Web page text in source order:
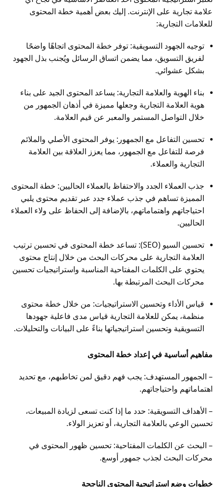
علامة تجارية على الإنترنت. إليك بعض أهمية خطة المحتوى
للعلامات التجارية:
توجيه الجهود التسويقية: توفر خطة المحتوى اتجاهًا واضحًا
لفريق التسويق، مما يضمن اتساق الرسائل ويُجنب بذل الجهود
بشكل عشوائي.
بناء الهوية والعلامة التجارية: يساعد المحتوى الجيد على بناء
هوية العلامة التجارية وجعلها مميزة في أذهان الجمهور من
خلال التواصل المستمر والمعبر عن قيم العلامة.
تحسين التفاعل مع الجمهور: يوفر المحتوى الأصلي والملائم
فرصة للتفاعل مع الجمهور، مما يعزز العلاقة بين العلامة
التجارية والعملاء.
جذب العملاء الجدد والاحتفاظ بالعملاء الحاليين: خطة المحتوى
المميزة تساهم في جذب عملاء جدد عبر تقديم محتوى يلبي
احتياجاتهم واهتماماتهم، بالإضافة إلى الحفاظ على ولاء العملاء
الحاليين.
تحسين السيو (SEO): تساعد خطة المحتوى في تحسين ترتيب
العلامة التجارية على محركات البحث من خلال إنتاج محتوى
يحتوي على الكلمات المفتاحية المناسبة واستراتيجيات تحسين
محركات البحث المرتبطة بها.
قياس الأداء وتحسين الاستراتيجيات: من خلال خطة محتوى
منظمة، يمكن للعلامة التجارية قياس مدى فاعلية جهودها
التسويقية وتحسين استراتيجياتها بناءً على البيانات والتحليلات.
مفاهيم أساسية في إعداد خطة المحتوى
– الجمهور المستهدف: يجب فهم دقيق لمن تخاطبهم، مع تحديد
اهتماماتهم واحتياجاتهم.
– الأهداف التسويقية: حدد ما إذا كنت تسعى لزيادة المبيعات،
تحسين الوعي بالعلامة التجارية، أو تعزيز الولاء.
– البحث عن الكلمات المفتاحية: تحسين ظهور المحتوى في
محركات البحث لجذب جمهور أوسع.
خطوات وضع استراتيجية المحتوى الناجحة